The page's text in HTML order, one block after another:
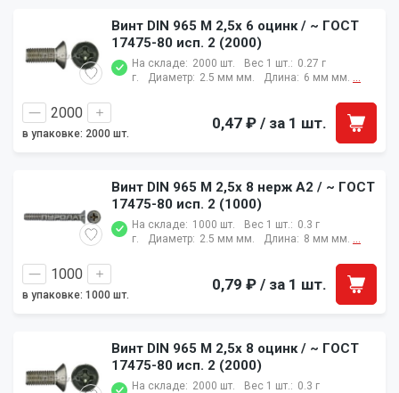
Винт DIN 965 M 2,5x 6 оцинк / ~ ГОСТ
17475-80 исп. 2 (2000)
На складе: 2000 шт. Вес 1 шт.: 0.27 г
г.
Диаметр: 2.5 мм мм. Длина: 6 мм мм. ...
в упаковке: 2000 шт.
0,47 ₽ / за 1 шт.
Винт DIN 965 M 2,5x 8 нерж A2 / ~ ГОСТ
17475-80 исп. 2 (1000)
На складе: 1000 шт. Вес 1 шт.: 0.3 г
г.
Диаметр: 2.5 мм мм. Длина: 8 мм мм. ...
в упаковке: 1000 шт.
0,79 ₽ / за 1 шт.
Винт DIN 965 M 2,5x 8 оцинк / ~ ГОСТ
17475-80 исп. 2 (2000)
На складе: 2000 шт. Вес 1 шт.: 0.3 г